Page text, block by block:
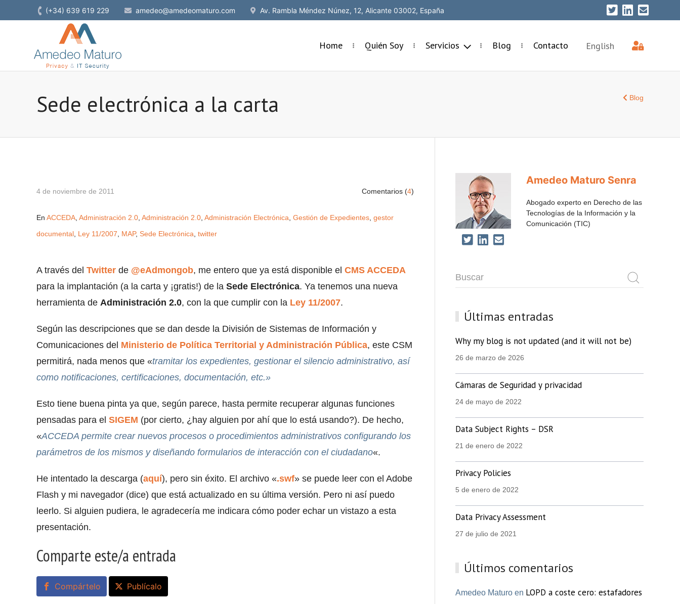
(+34) 639 619 229 amedeo@amedeomaturo.com Av. Rambla Méndez Núnez, 12, Alicante 03002, España
Home Quién Soy Servicios Blog Contacto English
Sede electrónica a la carta Blog
4 de noviembre de 2011 Comentarios (4)
En ACCEDA Administración 2.0 Administración 2.0 Administración Electrónica Gestión de Expedientes gestor
documental Ley 11/2007 MAP, Sede Electrónica twitter
A través del Twitter de @eAdmongob, me entero que ya está disponible el CMS ACCEDA
para la implantación (a la carta y ¡gratis!) de la Sede Electrónica. Ya tenemos una nueva
herramienta de Administración 2.0, con la que cumplir con la Ley 11/2007.
Según las descripciones que se dan desde la División de Sistemas de Información y
Comunicaciones del Ministerio de Política Territorial y Administración Pública, este CSM
permitirá, nada menos que «tramitar los expedientes, gestionar el silencio administrativo, así
como notificaciones, certificaciones, documentación, etc.»
Esto tiene buena pinta ya que, según parece, hasta permite recuperar algunas funciones
pensadas para el SIGEM (por cierto, ¿hay alguien por ahí que lo está usando?). De hecho,
«ACCEDA permite crear nuevos procesos o procedimientos administrativos configurando los
parámetros de los mismos y diseñando formularios de interacción con el ciudadano«.
He intentado la descarga (aquí), pero sin éxito. El archivo «.swf» se puede leer con el Adobe
Flash y mi navegador (dice) que está actualizado en su última versión. Pero ni así puedo
leerlo. Si alguien pudiera, le agradecería me indicara cómo poder echar un vistazo a esta
presentación.
Comparte este/a entrada
Compártelo Publícalo
Amedeo Maturo Senra
Abogado experto en Derecho de las
Tecnologías de la Información y la
Comunicación (TIC)
Últimas entradas
Why my blog is not updated (and it will not be)
26 de marzo de 2026
Cámaras de Seguridad y privacidad
24 de mayo de 2022
Data Subject Rights – DSR
21 de enero de 2022
Privacy Policies
5 de enero de 2022
Data Privacy Assessment
27 de julio de 2021
Últimos comentarios
Amedeo Maturo en LOPD a coste cero: estafadores